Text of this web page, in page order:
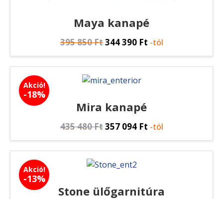
Maya kanapé
395 850Ft344 390 Ft -tól
Akció!
-18%
Mira kanapé
435 480Ft357 094 Ft -tól
Akció!
-13%
Stone ülőgarnitúra